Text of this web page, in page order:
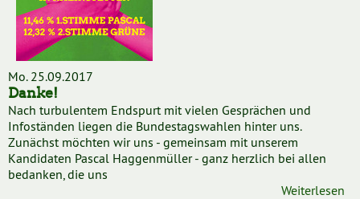
Mo. 25.09.2017
Danke!
Nach turbulentem Endspurt mit vielen Gesprächen und
Infoständen liegen die Bundestagswahlen hinter uns.
Zunächst möchten wir uns - gemeinsam mit unserem
Kandidaten Pascal Haggenmüller - ganz herzlich bei allen
bedanken, die uns
Weiterlesen